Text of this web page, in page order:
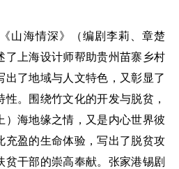
海情深》（编剧李莉、章楚
了上海设计师帮助贵州苗寨乡村
出了地域与人文特色，又彰显了
。围绕竹文化的开发与脱贫，
）海地缘之情，又是内心世界彼
充盈的生命体验，写出了脱贫攻
贫干部的崇高奉献。张家港锡剧